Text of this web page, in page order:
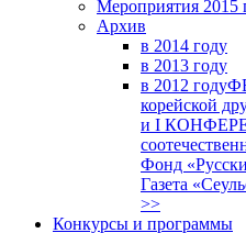
Мероприятия 2015
Архив
в 2014 году
в 2013 году
в 2012 году
корейской
и I
Фонд
Газета
>>
Конкурсы и программы